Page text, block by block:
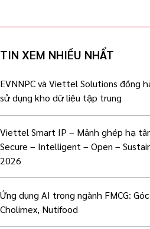
TIN XEM NHIỀU NHẨT
EVNNPC và Viettel Solutions đồng
sử dụng kho dữ liệu tập trung
Viettel Smart IP – Mảnh ghép hạ
Secure – Intelligent – Open –
2026
Ứng dụng AI trong ngành FMCG:
Cholimex, Nutifood